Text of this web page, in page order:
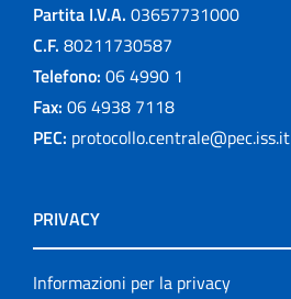
Partita I.V.A. 03657731000
C.F. 80211730587
Telefono: 06 4990 1
Fax: 06 4938 7118
PEC: protocollo.centrale@pec.iss.it
PRIVACY
Informazioni per la privacy